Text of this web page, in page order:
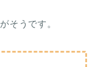
がそうです。